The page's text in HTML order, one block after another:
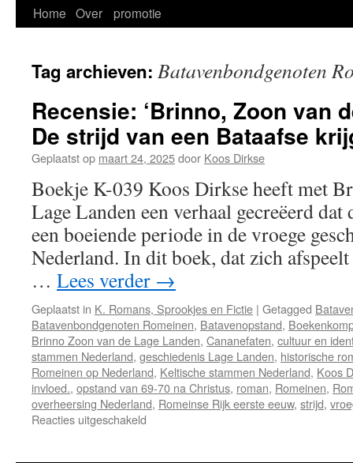
Home Over promotie
Tag archieven: Batavenbondgenoten
Recensie: ‘Brinno, Zoon van
De strijd van een Bataafse
Geplaatst op maart 24, 2025door Koos Dirkse
Boekje K-039 Koos Dirkse heeft met
Lage Landen een verhaal gecreëerd dat
een boeiende periode in de vroege
Nederland. In dit boek, dat zich
… Lees verder →
Geplaatst in K. Romans, Sprookjes en Fictie | Getagged
Batavenbondgenoten Romeinen, Batavenopstand,
Brinno Zoon van de Lage Landen, Cananefaten, cultuur en
stammen Nederland, geschiedenis Lage Landen, historische
Romeinen op Nederland, Keltische stammen Nederland, Koos
invloed., opstand van 69-70 na Christus, roman, Romeinen,
overheersing Nederland, Romeinse Rijk eerste eeuw, strijd,
Reacties uitgeschakeld